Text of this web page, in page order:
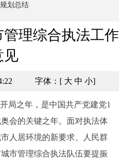
规划总结
管理综合执法工作
见
字体：[ 大 中 小]
局之年，是中国共产党建党1
会的关键之年。面对执法体
人居环境的新要求、人民群
市管理综合执法队伍要提振